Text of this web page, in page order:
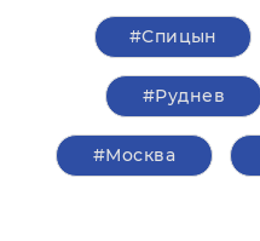
#Спицын
#Руднев
#Москва